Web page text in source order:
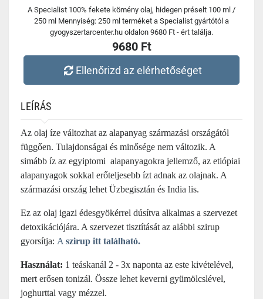
A Specialist 100% fekete kömény olaj, hidegen préselt 100 ml /
250 ml Mennyiség: 250 ml terméket a Specialist gyártótól a
gyogyszertarcenter.hu oldalon 9680 Ft - ért találja.
9680 Ft
Ellenőrizd az elérhetőséget
LEÍRÁS
Az olaj íze változhat az alapanyag származási országától
függően. Tulajdonságai és minősége nem változik. A
simább íz az egyiptomi alapanyagokra jellemző, az etiópiai
alapanyagok sokkal erőteljesebb ízt adnak az olajnak. A
származási ország lehet Üzbegisztán és India lis.
Ez az olaj igazi édesgyökérrel dúsítva alkalmas a szervezet
detoxikációjára. A szervezet tisztítását az alábbi szirup
gyorsítja: A szirup itt található.
Használat: 1 teáskanál 2 - 3x naponta az este kivételével,
mert erősen tonizál. Össze lehet keverni gyümölcslével,
joghurttal vagy mézzel.